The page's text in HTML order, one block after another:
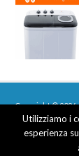
Copyright © 2026
Web
Utilizziamo i
esperienza